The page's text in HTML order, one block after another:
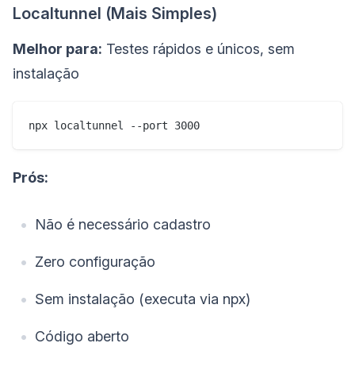
Localtunnel (Mais Simples)
Melhor para: Testes rápidos e únicos, sem
instalação
Prós:
Não é necessário cadastro
Zero configuração
Sem instalação (executa via npx)
Código aberto